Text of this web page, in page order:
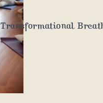
Transformational